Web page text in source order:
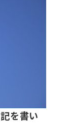
を書い